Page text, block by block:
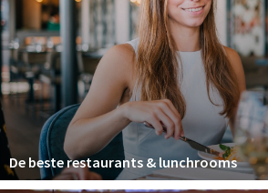
Winkels
Winkelgebieden
Parkeren
Bezienswaardigheden
Musea, theaters & podia
Uitjes & activiteiten
De beste restaurants & lunchrooms